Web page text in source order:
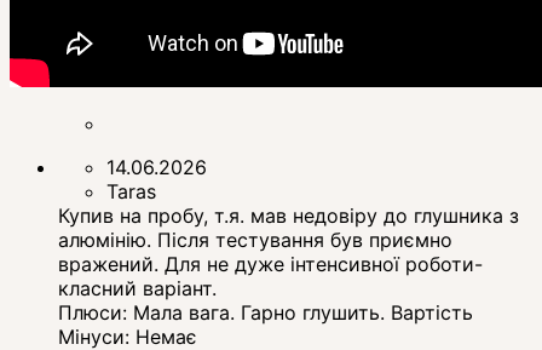
14.06.2026
Taras
Купив на пробу, т.я. мав недовіру до глушника з
алюмінію. Після тестування був приємно
вражений. Для не дуже інтенсивної роботи-
класний варіант.
Плюси: Мала вага. Гарно глушить. Вартість
Мінуси: Немає